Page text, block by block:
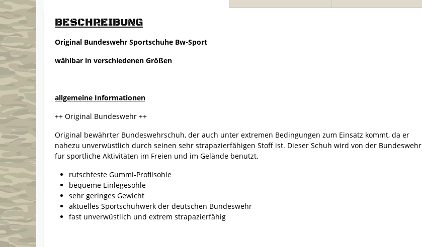
BESCHREIBUNG
Original Bundeswehr Sportschuhe Bw-Sport
wählbar in verschiedenen Größen
allgemeine Informationen
++ Original Bundeswehr ++
Original bewährter Bundeswehrschuh, der auch unter extremen Bedingungen zum Einsatz kommt, da er
nahezu unverwüstlich durch seinen sehr strapazierfähigen Stoff ist. Dieser Schuh wird von der Bundeswehr
für sportliche Aktivitäten im Freien und im Gelände benutzt.
rutschfeste Gummi-Profilsohle
bequeme Einlegesohle
sehr geringes Gewicht
aktuelles Sportschuhwerk der deutschen Bundeswehr
fast unverwüstlich und extrem strapazierfähig